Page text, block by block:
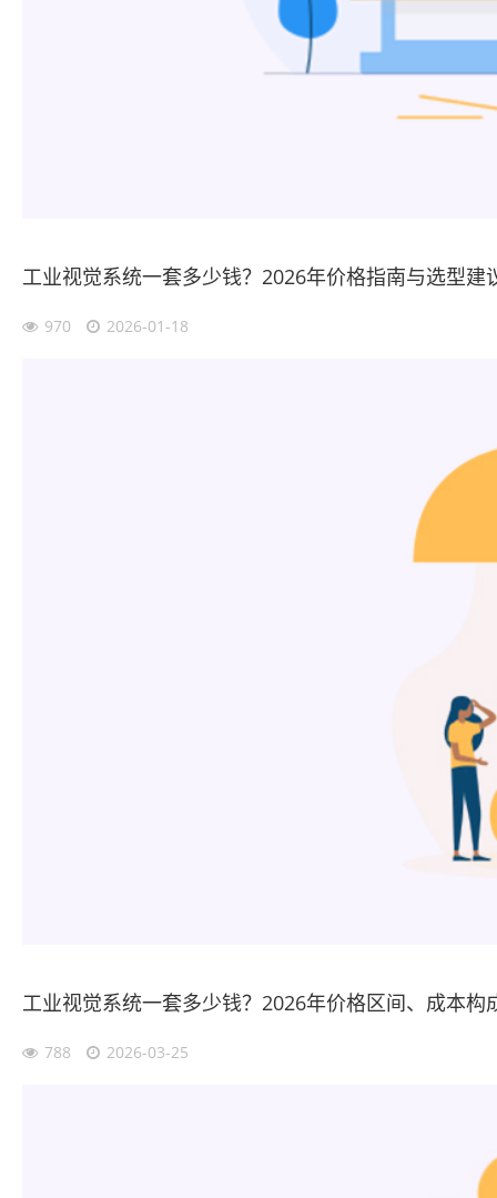
工业视觉系统一套多少钱？2026年价格指南与选型建
970 2026-01-18
工业视觉系统一套多少钱？2026年价格区间、成本构
788 2026-03-25